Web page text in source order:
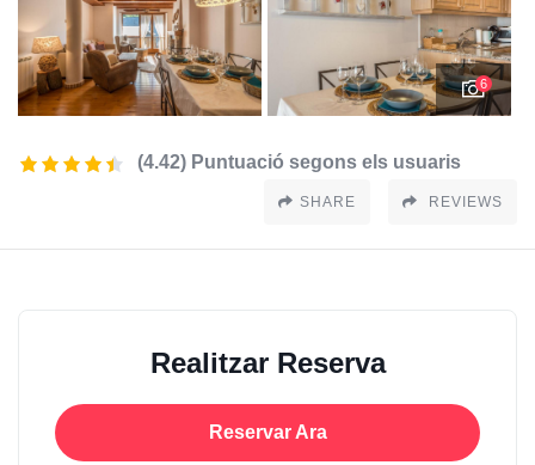
6
(4.42) Puntuació segons els usuaris
SHARE REVIEWS
Realitzar Reserva
Reservar Ara